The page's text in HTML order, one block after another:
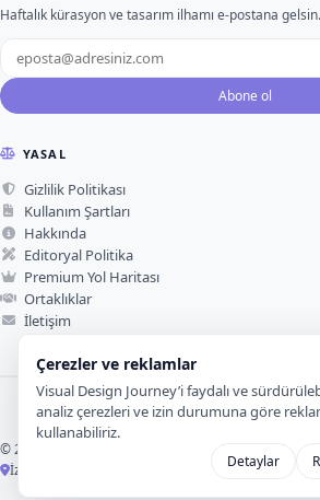
Çerezler ve reklamlar
Visual Design Journey’i faydalı ve
analiz çerezleri ve izin durumuna göre
kullanabiliriz.
Detaylar
Haftalık kürasyon ve tasarım ilhamı e-postana gelsin.
Abone ol
YASAL
Gizlilik Politikası
Kullanım Şartları
Hakkında
Editoryal Politika
Premium Yol Haritası
Ortaklıklar
İletişim
© 2026 Visual Design Journey. Tüm hakları saklıdır.
İzmir, Türkiye ·
Görsel tasarım için sevgiyle